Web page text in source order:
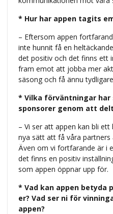
* Hur har appen tagits
– Eftersom appen
inte hunnit få en
det positiv och det finns ett
fram emot att jobba mer
säsong och få ännu
* Vilka förväntningar
sponsorer genom att
– Vi ser att appen kan bli
nya sätt att få våra
Även om vi fortfarande är i
det finns en positiv
som appen öppnar upp för.
* Vad kan appen betyda
er? Vad ser ni för
appen?